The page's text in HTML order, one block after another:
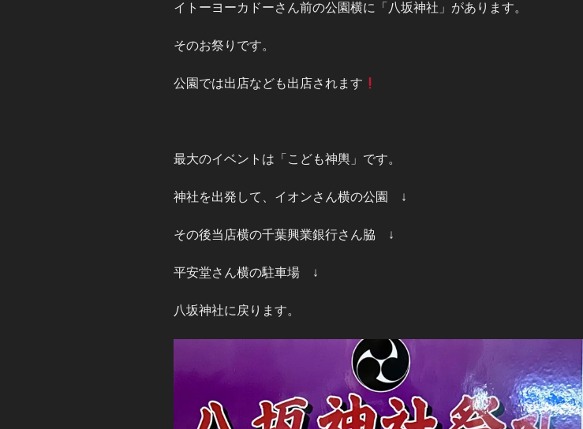
イトーヨーカドーさん前の公園横に「八坂神社」があります。
そのお祭りです。
公園では出店なども出店されます
最大のイベントは「こども神輿」です。
神社を出発して、イオンさん横の公園 ↓
その後当店横の千葉興業銀行さん脇 ↓
平安堂さん横の駐車場 ↓
八坂神社に戻ります。